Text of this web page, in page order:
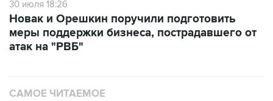
30 июля 18:26
Новак и Орешкин поручили подготовить
меры поддержки бизнеса, пострадавшего от
атак на "РВБ"
САМОЕ ЧИТАЕМОЕ